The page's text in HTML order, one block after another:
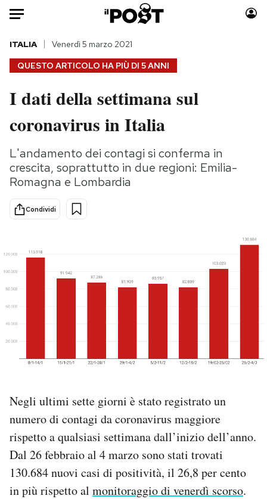
HOME
Italia
Politica
Tecnologia
Internet
Scienza
Cultura
Economia
Moda
Consumismi
Storie/Idee
Ok Boomer!
SHOP
AREA PERSONALE
QUESTO ARTICOLO HA PIÙ DI 5 ANNI
ITALIA Venerdì 5 marzo 2021
I dati della settimana sul
coronavirus in Italia
L'andamento dei contagi si conferma in
crescita, soprattutto in due regioni: Emilia-
Romagna e Lombardia
Condividi
Negli ultimi sette giorni è stato registrato un
numero di contagi da coronavirus maggiore
rispetto a qualsiasi settimana dall’inizio dell’anno.
Dal 26 febbraio al 4 marzo sono stati trovati
130.684 nuovi casi di positività, il 26,8 per cento
in più rispetto al monitoraggio di venerdì scorso.